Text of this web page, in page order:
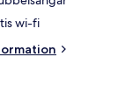
wi-fi